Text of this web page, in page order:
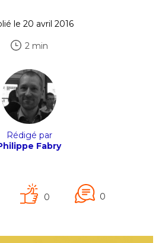
le 20 avril 2016
2 min
Rédigé par
Fabry
0 0